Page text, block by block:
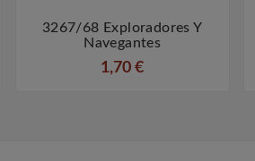
 
3267/68 Exploradores Y
Navegantes
1,70 €